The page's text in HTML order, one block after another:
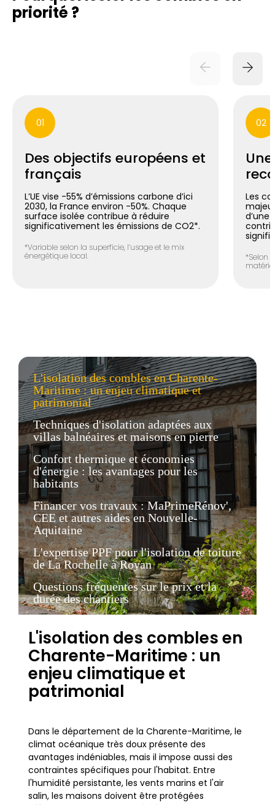
priorité ?
01
Des objectifs européens et
français
L’UE vise -55% d’émissions carbone d’ici
2030, la France environ -50%. Chaque
surface isolée contribue à réduire
significativement les émissions de CO2*.
*Variable selon la superficie, l’usage et le mix
énergétique local.
02
Les
d’une
*Selon
L'isolation des combles en Charente-
Maritime : un enjeu climatique et
patrimonial
Techniques d'isolation adaptées aux
villas balnéaires et maisons en pierre
Confort thermique et économies
d'énergie : les avantages pour les
habitants
Financer vos travaux : MaPrimeRénov',
CEE et autres aides en Nouvelle-
Aquitaine
L'expertise PPF pour l'isolation de toiture
de La Rochelle à Royan
Questions fréquentes sur le prix et la
durée des chantiers
L'isolation des combles en
Charente-Maritime : un
enjeu climatique et
patrimonial
Dans le département de la Charente-Maritime, le
climat océanique très doux présente des
avantages indéniables, mais il impose aussi des
contraintes spécifiques pour l'habitat. Entre
l'humidité persistante, les vents marins et l'air
salin, les maisons doivent être protégées